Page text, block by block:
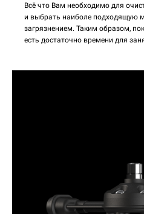
Всё что Вам необходимо для
и выбрать наиболе подходящую
загрязнением. Таким образом,
есть достаточно времени для